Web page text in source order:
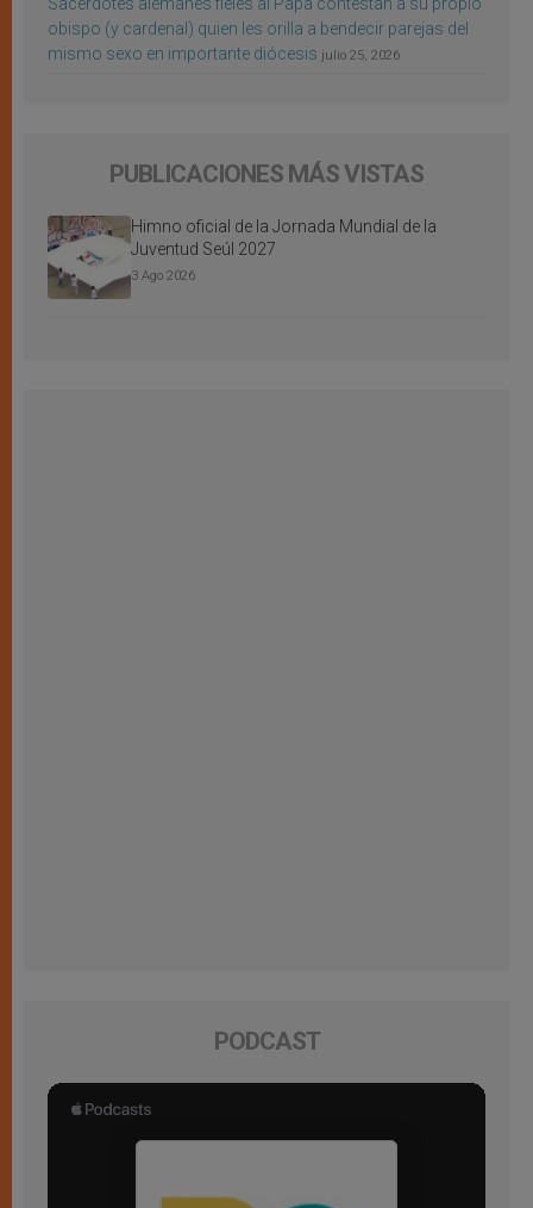
Sacerdotes alemanes fieles al Papa contestan a su propio
obispo (y cardenal) quien les orilla a bendecir parejas del
mismo sexo en importante diócesis julio 25, 2026
PUBLICACIONES MÁS VISTAS
Himno oficial de la Jornada Mundial de la
Juventud Seúl 2027
3 Ago 2026
PODCAST